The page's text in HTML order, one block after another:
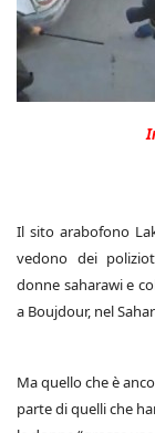
Il sito arabofono
vedono dei
donne saharawi e
a Boujdour, nel
Ma quello che è
parte di quelli che